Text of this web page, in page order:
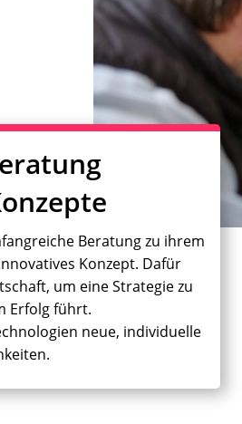
Beratung zu ihrem
Konzept. Dafür
um eine Strategie zu
Erfolg führt.
neue, individuelle